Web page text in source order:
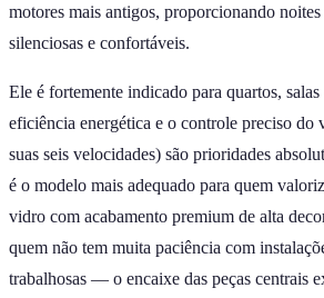
motores mais antigos, proporcionando
silenciosas e confortáveis.
Ele é fortemente indicado para quartos,
eficiência energética e o controle preciso do
suas seis velocidades) são prioridades
é o modelo mais adequado para quem
vidro com acabamento premium de alta
quem não tem muita paciência com
trabalhosas — o encaixe das peças centrais